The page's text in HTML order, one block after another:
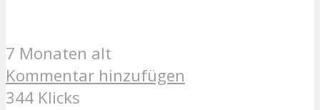
7 Monaten alt
Kommentar hinzufügen
344 Klicks